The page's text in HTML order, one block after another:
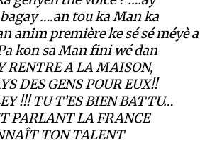
….an tou ka Man ka
anim première ke sé sé méyè a
kon sa Man fini wé dan
RENTRE A LA MAISON,
DES GENS POUR EUX!!
!!! TU T’ES BIEN BATTU…
PARLANT LA FRANCE
TON TALENT